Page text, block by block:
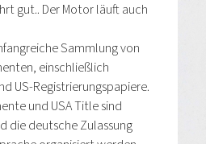
gut.. Der Motor läuft auch
Sammlung von
einschließlich
US-Registrierungspapiere.
und USA Title sind
die deutsche Zulassung